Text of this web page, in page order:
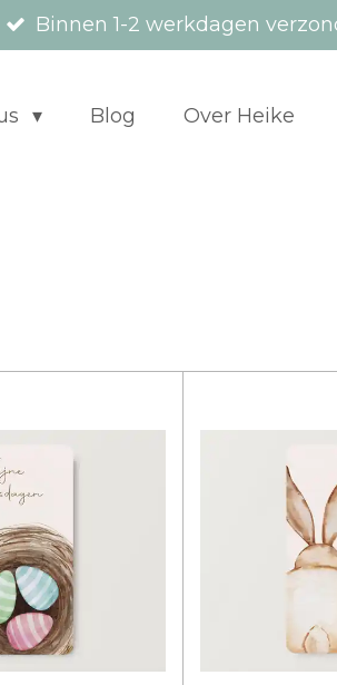
Binnen 1-2 werkdagen
Blog Over Heike